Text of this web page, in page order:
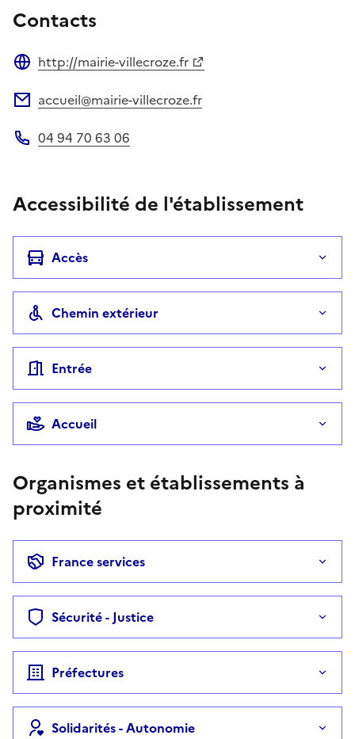
Contacts
http://mairie-villecroze.fr
accueil@mairie-villecroze.fr
04 94 70 63 06
Accessibilité de l'établissement
Accès
Chemin extérieur
Entrée
Accueil
Organismes et établissements à
proximité
France services
Sécurité - Justice
Préfectures
Solidarités - Autonomie